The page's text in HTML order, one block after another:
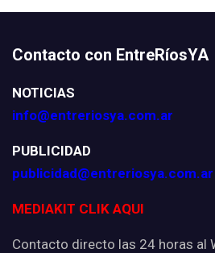
Contacto con EntreRíosYA
NOTICIAS
info@entreriosya.com.ar
PUBLICIDAD
publicidad@entreriosya.com.ar
MEDIAKIT CLIK AQUI
Contacto directo las 24 horas al